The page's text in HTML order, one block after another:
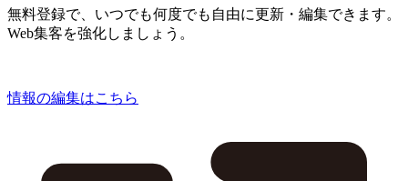
無料登録で、いつでも何度でも自由に更新・編集できます。
Web集客を強化しましょう。
情報の編集はこちら